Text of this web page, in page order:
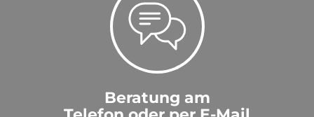
Beratung am